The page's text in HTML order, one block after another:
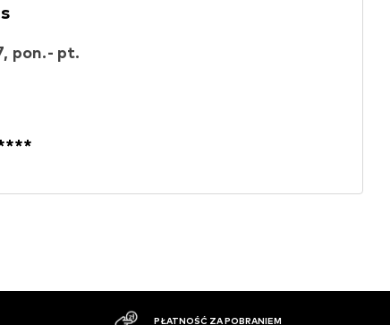
pon.- pt.
DUŻY ASORTYMENT